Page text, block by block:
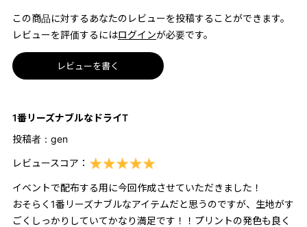
この商品に対するあなたのレビューを投稿することができます。
レビューを評価するにはログインが必要です。
レビューを書く
1番リーズナブルなドライT
投稿者： gen
レビュースコア：
イベントで配布する用に今回作成させていただきました！
おそらく1番リーズナブルなアイテムだと思うのですが、生地がす
ごくしっかりしていてかなり満足です！！プリントの発色も良く